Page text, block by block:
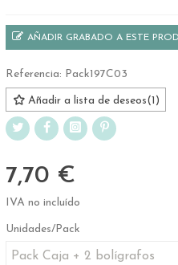
AÑADIR GRABADO A ESTE
Referencia: Pack197C03
Añadir a lista de deseos(1 )
7,70 €
IVA no incluído
Unidades/Pack